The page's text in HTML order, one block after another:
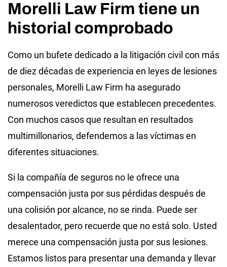
Morelli Law Firm tiene un
historial comprobado
Como un bufete dedicado a la litigación civil con más
de diez décadas de experiencia en leyes de lesiones
personales, Morelli Law Firm ha asegurado
numerosos veredictos que establecen precedentes.
Con muchos casos que resultan en resultados
multimillonarios, defendemos a las víctimas en
diferentes situaciones.
Si la compañía de seguros no le ofrece una
compensación justa por sus pérdidas después de
una colisión por alcance, no se rinda. Puede ser
desalentador, pero recuerde que no está solo. Usted
merece una compensación justa por sus lesiones.
Estamos listos para presentar una demanda y llevar